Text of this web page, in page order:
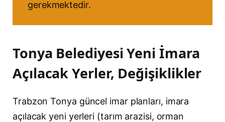
gerekmektedir.
Tonya Belediyesi Yeni İmara
Açılacak Yerler, Değişiklikler
Trabzon Tonya güncel imar planları, imara
açılacak yeni yerleri (tarım arazisi, orman